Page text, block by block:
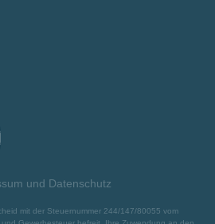
und Datenschutz
mit der Steuernummer 244/147/80055 vom